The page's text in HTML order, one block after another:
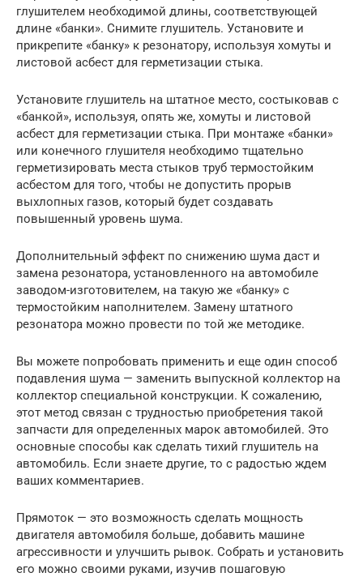
глушителем необходимой длины, соответствующей
длине «банки». Снимите глушитель. Установите и
прикрепите «банку» к резонатору, используя хомуты и
листовой асбест для герметизации стыка.
Установите глушитель на штатное место, состыковав с
«банкой», используя, опять же, хомуты и листовой
асбест для герметизации стыка. При монтаже «банки»
или конечного глушителя необходимо тщательно
герметизировать места стыков труб термостойким
асбестом для того, чтобы не допустить прорыв
выхлопных газов, который будет создавать
повышенный уровень шума.
Дополнительный эффект по снижению шума даст и
замена резонатора, установленного на автомобиле
заводом-изготовителем, на такую же «банку» с
термостойким наполнителем. Замену штатного
резонатора можно провести по той же методике.
Вы можете попробовать применить и еще один способ
подавления шума — заменить выпускной коллектор на
коллектор специальной конструкции. К сожалению,
этот метод связан с трудностью приобретения такой
запчасти для определенных марок автомобилей. Это
основные способы как сделать тихий глушитель на
автомобиль. Если знаете другие, то с радостью ждем
ваших комментариев.
Прямоток — это возможность сделать мощность
двигателя автомобиля больше, добавить машине
агрессивности и улучшить рывок. Собрать и установить
его можно своими руками, изучив пошаговую